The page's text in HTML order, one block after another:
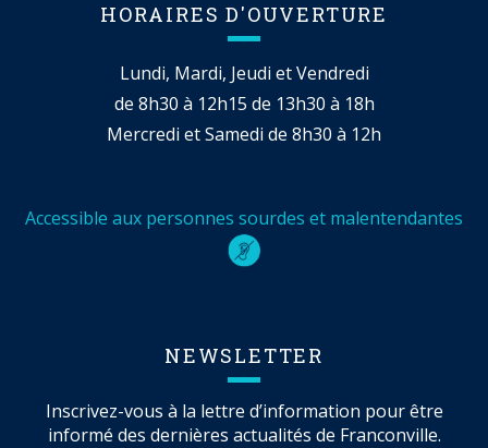
HORAIRES D'OUVERTURE
Lundi, Mardi, Jeudi et Vendredi
de 8h30 à 12h15 de 13h30 à 18h
Mercredi et Samedi de 8h30 à 12h
Accessible aux personnes sourdes et malentendantes
NEWSLETTER
Inscrivez-vous à la lettre d’information pour être
informé des dernières actualités de Franconville.